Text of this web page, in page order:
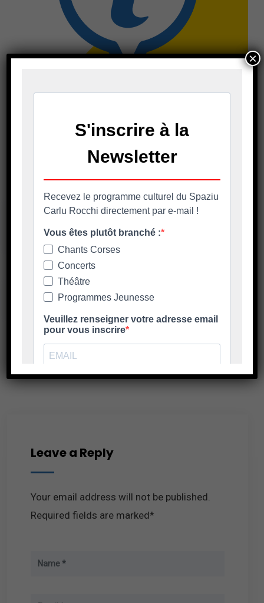
Plan Local d'Urbanisme -
Permanence ouverte au
public
Leave a Reply
Your email address will not be published.
Required fields are marked*
×